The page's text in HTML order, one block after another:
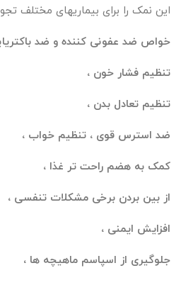
این نمک را برای بیماریهای مختلف
خواص ضد عفونی کننده و ضد
تنظیم فشار خون ،
تنظیم تعادل بدن ،
ضد استرس قوی ، تنظیم خواب ،
کمک به هضم راحت تر غذا ،
از بین بردن برخی مشکلات تنفسی ،
افزایش ایمنی ،
جلوگیری از اسپاسم ماهیچه ها ،